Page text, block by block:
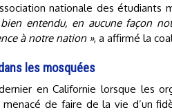
nationale des étudiants
entendu, en aucune façon
à notre nation », a affirmé la
les mosquées
en Californie lorsque les
de faire de la vie d’un